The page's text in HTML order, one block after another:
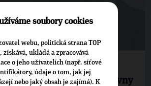
zásadním způsobem
o jednacím řádě sněmovny
soubory cookies
webu, politická strana TOP
získává, ukládá a zpracovává
o jeho uživatelích (např. síťové
údaje o tom, jak jej
nebo jaký obsah je zajímá). K